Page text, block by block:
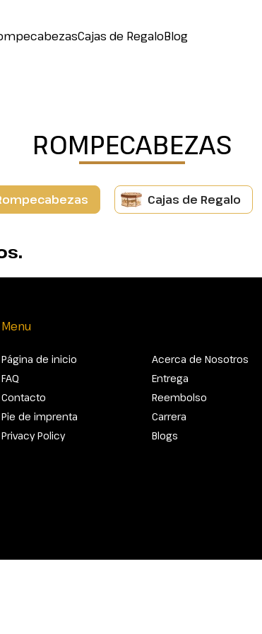
Cajas de RegaloBlog
ROMPECABEZAS
Cajas de Regalo
Menu
Página de inicio
FAQ
Contacto
Pie de imprenta
Privacy Policy
Acerca de Nosotros
Entrega
Reembolso
Carrera
Blogs